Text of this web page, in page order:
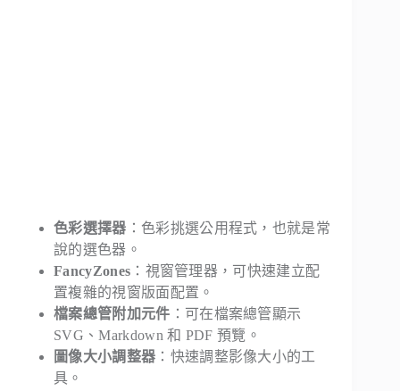
色彩選擇器 ：色彩挑選公用程式，也就是常
說的選色器。
FancyZones ：視窗管理器，可快速建立配
置複雜的視窗版面配置。
檔案總管附加元件 ：可在檔案總管顯示
SVG、Markdown 和 PDF 預覽。
圖像大小調整器 ：快速調整影像大小的工
具。